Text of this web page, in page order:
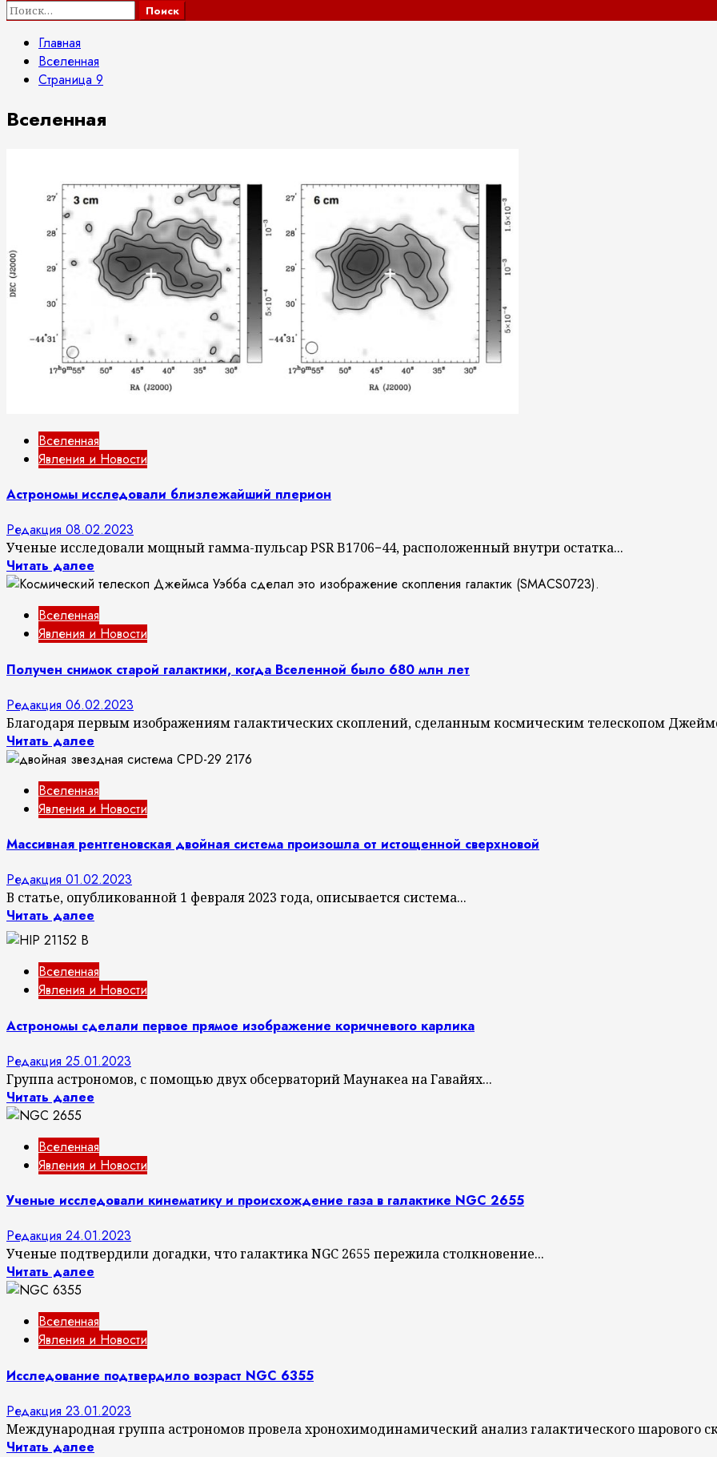
Найти:
Главная
Вселенная
Страница 9
Вселенная
Вселенная
Явления и Новости
Астрономы исследовали близлежайший плерион
Редакция 08.02.2023
Ученые исследовали мощный гамма-пульсар PSR B1706−44, расположенный внутри остатка...
Читать далее
Вселенная
Явления и Новости
Получен снимок старой галактики, когда Вселенной было 680 млн лет
Редакция 06.02.2023
Благодаря первым изображениям галактических скоплений, сделанным космическим телескопом
Читать далее
Вселенная
Явления и Новости
Массивная рентгеновская двойная система произошла от истощенной сверхновой
Редакция 01.02.2023
В статье, опубликованной 1 февраля 2023 года, описывается система...
Читать далее
Вселенная
Явления и Новости
Астрономы сделали первое прямое изображение коричневого карлика
Редакция 25.01.2023
Группа астрономов, с помощью двух обсерваторий Маунакеа на Гавайях...
Читать далее
Вселенная
Явления и Новости
Ученые исследовали кинематику и происхождение газа в галактике NGC 2655
Редакция 24.01.2023
Ученые подтвердили догадки, что галактика NGC 2655 пережила столкновение...
Читать далее
Вселенная
Явления и Новости
Исследование подтвердило возраст NGC 6355
Редакция 23.01.2023
Международная группа астрономов провела хронохимодинамический анализ галактического шарового
Читать далее